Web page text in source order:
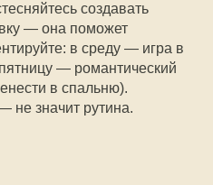
создавать
— она поможет
в среду — игра в
— романтический
в спальню).
не значит рутина.